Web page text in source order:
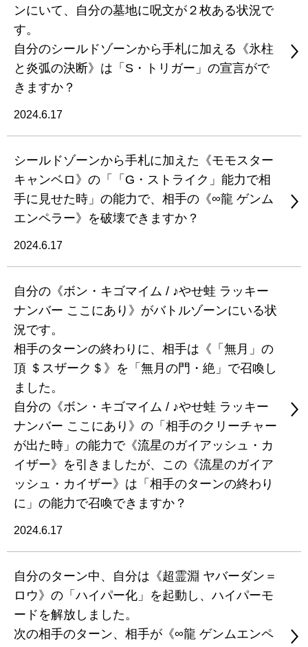
ンにいて、自分の墓地に呪文が２枚ある状況で
す。
自分のシールドゾーンから手札に加える《氷柱
と炎弧の決断》は「S・トリガー」の宣言がで
きますか？
2024.6.17
シールドゾーンから手札に加えた《モモスター
キャンベロ》の「「G・ストライク」能力で相
手に見せた時」の能力で、相手の《∞龍 ゲンム
エンペラー》を破壊できますか？
2024.6.17
自分の《ボン・キゴマイム / ♪やせ蛙 ラッキー
ナンバー ここにあり》がバトルゾーンにいる状
況です。
相手のターンの終わりに、相手は《「無月」の
頂 ＄スザーク＄》を「無月の門・絶」で召喚し
ました。
自分の《ボン・キゴマイム / ♪やせ蛙 ラッキー
ナンバー ここにあり》の「相手のクリーチャー
が出た時」の能力で《流星のガイアッシュ・カ
イザー》を引きましたが、この《流星のガイア
ッシュ・カイザー》は「相手のターンの終わり
に」の能力で召喚できますか？
2024.6.17
自分のターン中、自分は《超霊淵 ヤバーダン＝
ロウ》の「ハイパー化」を起動し、ハイパーモ
ードを解放しました。
次の相手のターン、相手が《∞龍 ゲンムエンペ